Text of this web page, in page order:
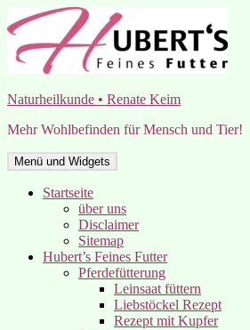
Zum
Inhalt
springen
Naturheilkunde • Renate Keim
Mehr Wohlbefinden für Mensch und Tier!
Menü und Widgets
Startseite
über uns
Disclaimer
Sitemap
Hubert’s Feines Futter
Pferdefütterung
Leinsaat füttern
Liebstöckel Rezept
Rezept mit Kupfer